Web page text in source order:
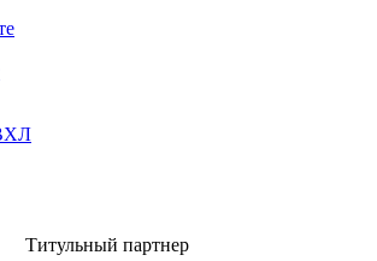
Титульный партнер